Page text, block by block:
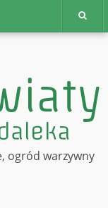
ogród warzywny